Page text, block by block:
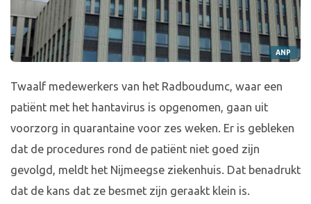
ANP
Twaalf medewerkers van het Radboudumc, waar een
patiënt met het hantavirus is opgenomen, gaan uit
voorzorg in quarantaine voor zes weken. Er is gebleken
dat de procedures rond de patiënt niet goed zijn
gevolgd, meldt het Nijmeegse ziekenhuis. Dat benadrukt
dat de kans dat ze besmet zijn geraakt klein is.